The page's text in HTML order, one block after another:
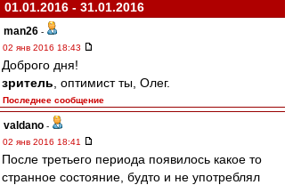
01.01.2016 - 31.01.2016
man26 -
02 янв 2016 18:43
Доброго дня!
зpитель , оптимист ты, Олег.
Последнее сообщение
valdano -
02 янв 2016 18:41
После третьего периода появилось какое то
странное состояние, будто и не употреблял